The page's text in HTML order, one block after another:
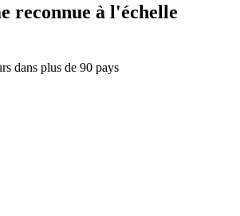
reconnue à l'échelle
dans plus de 90 pays